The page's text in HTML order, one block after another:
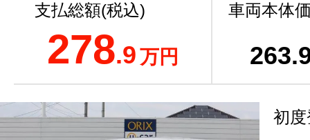
支払総額(税込)
278.9万円
車両本体
263
初